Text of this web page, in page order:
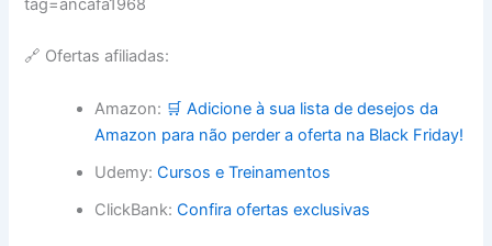
tag=ancafa1968
🔗 Ofertas afiliadas:
Amazon: 🛒 Adicione à sua lista de desejos da
Amazon para não perder a oferta na Black Friday!
Udemy:Cursos e Treinamentos
ClickBank:Confira ofertas exclusivas